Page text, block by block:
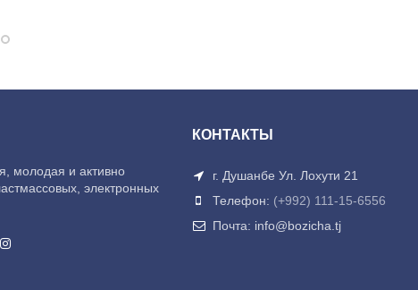
молодая и активно
электронных
КОНТАКТЫ
г. Душанбе Ул. Лохути 21
Телефон: (+992) 111-15-6556
Почта: info@bozicha.tj